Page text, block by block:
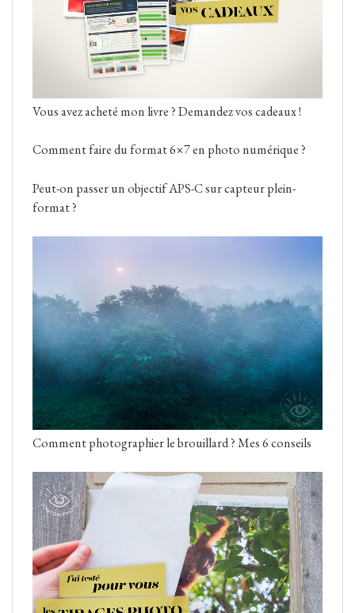
Vous avez acheté mon livre ? Demandez vos cadeaux !
Comment faire du format 6×7 en photo numérique ?
Peut-on passer un objectif APS-C sur capteur plein-
format ?
Comment photographier le brouillard ? Mes 6 conseils